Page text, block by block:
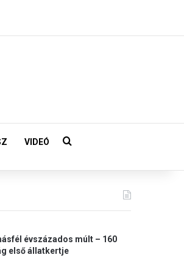
VIDEÓ Keresés:
évszázados múlt – 160
első állatkertje